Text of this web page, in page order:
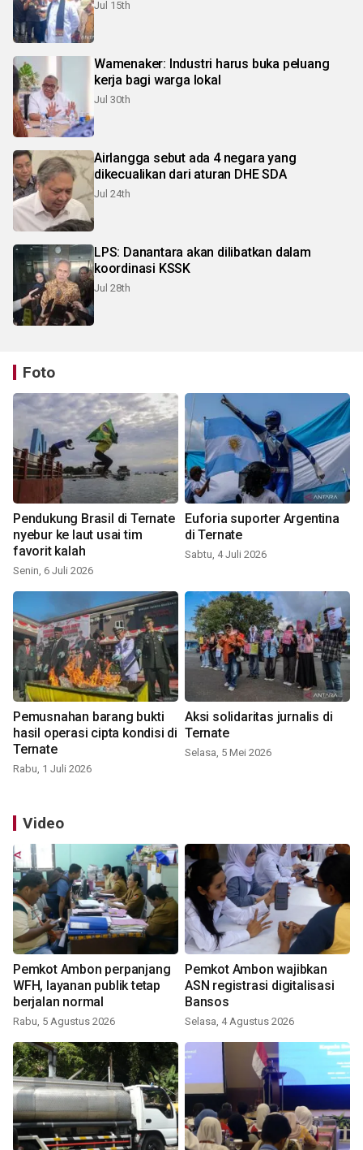
Jul 15th
Wamenaker: Industri harus buka peluang
kerja bagi warga lokal
Jul 30th
Airlangga sebut ada 4 negara yang
dikecualikan dari aturan DHE SDA
Jul 24th
LPS: Danantara akan dilibatkan dalam
koordinasi KSSK
Jul 28th
Foto
Pendukung Brasil di Ternate
nyebur ke laut usai tim
favorit kalah
Senin, 6 Juli 2026
Euforia suporter Argentina
di Ternate
Sabtu, 4 Juli 2026
Pemusnahan barang bukti
hasil operasi cipta kondisi di
Ternate
Rabu, 1 Juli 2026
Aksi solidaritas jurnalis di
Ternate
Selasa, 5 Mei 2026
Video
Pemkot Ambon perpanjang
WFH, layanan publik tetap
berjalan normal
Rabu, 5 Agustus 2026
Pemkot Ambon wajibkan
ASN registrasi digitalisasi
Bansos
Selasa, 4 Agustus 2026